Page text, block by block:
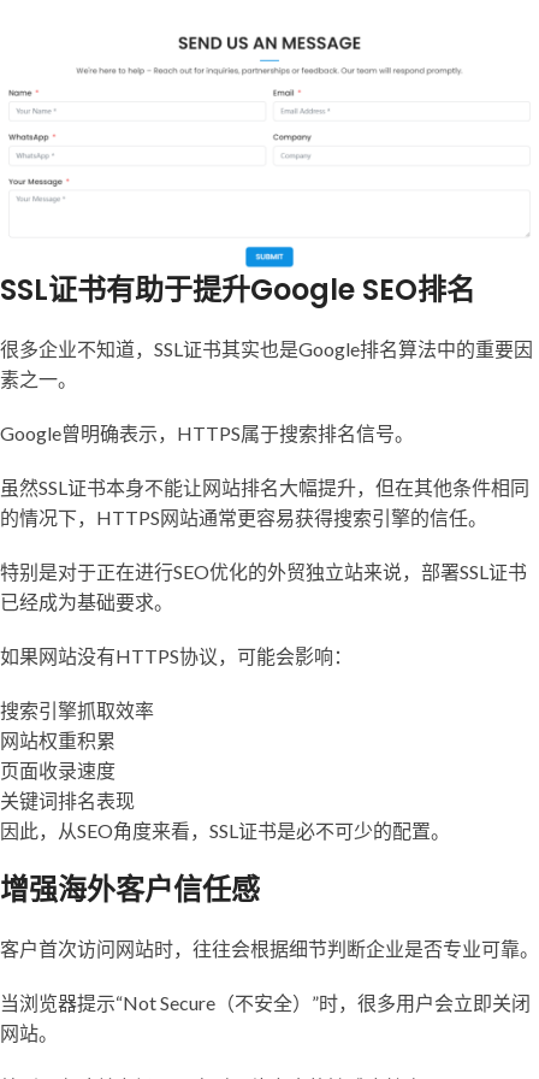
SSL证书有助于提升Google SEO排名
很多企业不知道，SSL证书其实也是Google排名算法中的重要因
素之一。
Google曾明确表示，HTTPS属于搜索排名信号。
虽然SSL证书本身不能让网站排名大幅提升，但在其他条件相同
的情况下，HTTPS网站通常更容易获得搜索引擎的信任。
特别是对于正在进行SEO优化的外贸独立站来说，部署SSL证书
已经成为基础要求。
如果网站没有HTTPS协议，可能会影响：
搜索引擎抓取效率
网站权重积累
页面收录速度
关键词排名表现
因此，从SEO角度来看，SSL证书是必不可少的配置。
增强海外客户信任感
客户首次访问网站时，往往会根据细节判断企业是否专业可靠。
当浏览器提示“Not Secure（不安全）”时，很多用户会立即关闭
网站。